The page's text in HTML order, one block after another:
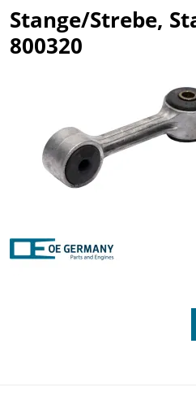
Stange/Strebe,
800320